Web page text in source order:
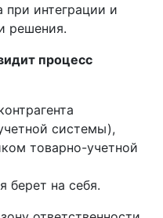
при интеграции и
решения.
процесс
системы),
товарно-учетной
берет на себя.